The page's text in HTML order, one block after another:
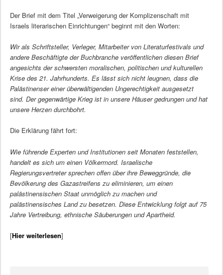
Der Brief mit dem Titel „Verweigerung der Komplizenschaft mit
Israels literarischen Einrichtungen“ beginnt mit den Worten:
Wir als Schriftsteller, Verleger, Mitarbeiter von Literaturfestivals und
andere Beschäftigte der Buchbranche veröffentlichen diesen Brief
angesichts der schwersten moralischen, politischen und kulturellen
Krise des 21. Jahrhunderts. Es lässt sich nicht leugnen, dass die
Palästinenser einer überwältigenden Ungerechtigkeit ausgesetzt
sind. Der gegenwärtige Krieg ist in unsere Häuser gedrungen und hat
unsere Herzen durchbohrt.
Die Erklärung fährt fort:
Wie führende Experten und Institutionen seit Monaten feststellen,
handelt es sich um einen Völkermord. Israelische
Regierungsvertreter sprechen offen über ihre Beweggründe, die
Bevölkerung des Gazastreifens zu eliminieren, um einen
palästinensischen Staat unmöglich zu machen und
palästinensisches Land zu besetzen. Diese Entwicklung folgt auf 75
Jahre Vertreibung, ethnische Säuberungen und Apartheid.
[Hier weiterlesen]